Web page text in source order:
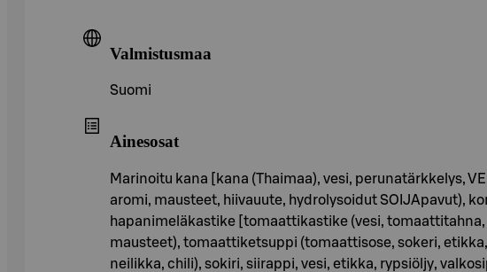
Valmistusmaa
Suomi
Ainesosat
Marinoitu kana [kana (Thaimaa), vesi, perunatärkkelys,
aromi, mausteet, hiivauute, hydrolysoidut SOIJApavut),
hapanimeläkastike [tomaattikastike (vesi,
mausteet), tomaattiketsuppi (tomaattisose, sokeri,
neilikka, chili), sokiri, siirappi, vesi, etikka, rypsiöljy,